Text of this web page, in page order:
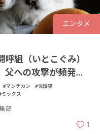
エンタメ
組（いとこぐみ）
父への攻撃が頻発
たちと、仲良く賑
#マンチカン
#保護猫
ミックス
部
1